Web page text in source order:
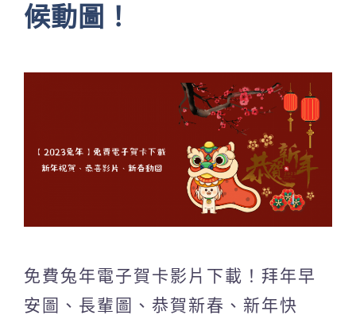
候動圖！
免費兔年電子賀卡影片下載！拜年早
安圖、長輩圖、恭賀新春、新年快